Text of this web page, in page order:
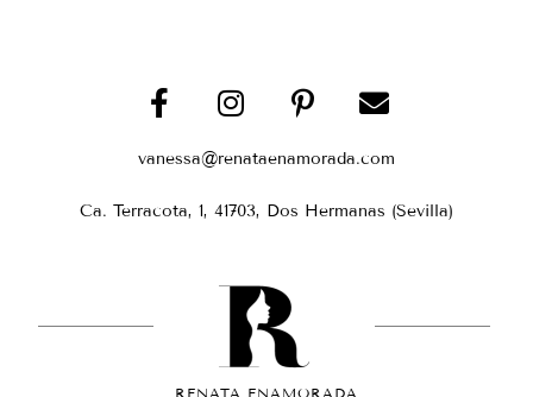
vanessa@renataenamorada.com
Ca. Terracota, 1, 41703, Dos Hermanas (Sevilla)
RENATA ENAMORADA